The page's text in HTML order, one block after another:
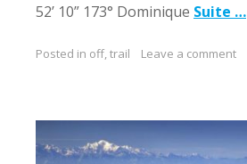
52’ 10” 173° Dominique Suite …
Posted in off,trail Leave a comment